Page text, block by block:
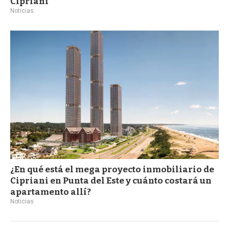
Noticias
¿En qué está el mega proyecto inmobiliario de
Cipriani en Punta del Este y cuánto costará un
apartamento allí?
Noticias